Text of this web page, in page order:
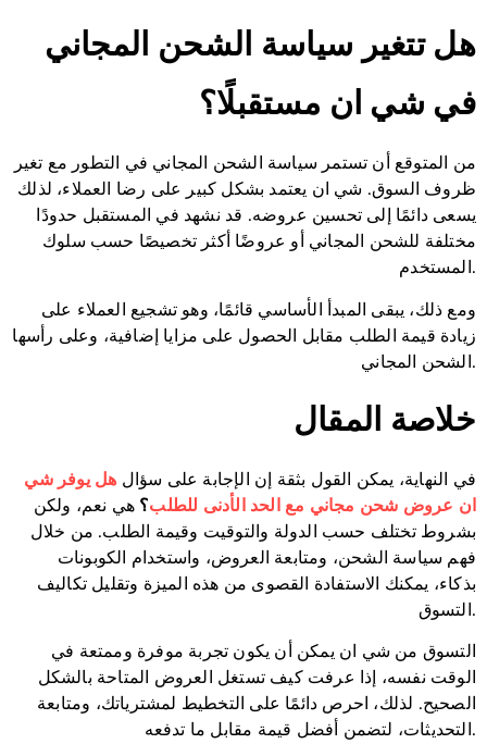
هل تتغير سياسة الشحن المجاني
في شي ان مستقبلًا؟
من المتوقع أن تستمر سياسة الشحن المجاني في التطور مع تغير
ظروف السوق. شي ان يعتمد بشكل كبير على رضا العملاء، لذلك
يسعى دائمًا إلى تحسين عروضه. قد نشهد في المستقبل حدودًا
مختلفة للشحن المجاني أو عروضًا أكثر تخصيصًا حسب سلوك
المستخدم.
ومع ذلك، يبقى المبدأ الأساسي قائمًا، وهو تشجيع العملاء على
زيادة قيمة الطلب مقابل الحصول على مزايا إضافية، وعلى رأسها
الشحن المجاني.
خلاصة المقال
في النهاية، يمكن القول بثقة إن الإجابة على سؤال هل يوفر شي
ان عروض شحن مجاني مع الحد الأدنى للطلب؟ هي نعم، ولكن
بشروط تختلف حسب الدولة والتوقيت وقيمة الطلب. من خلال
فهم سياسة الشحن، ومتابعة العروض، واستخدام الكوبونات
بذكاء، يمكنك الاستفادة القصوى من هذه الميزة وتقليل تكاليف
التسوق.
التسوق من شي ان يمكن أن يكون تجربة موفرة وممتعة في
الوقت نفسه، إذا عرفت كيف تستغل العروض المتاحة بالشكل
الصحيح. لذلك، احرص دائمًا على التخطيط لمشترياتك، ومتابعة
التحديثات، لتضمن أفضل قيمة مقابل ما تدفعه.